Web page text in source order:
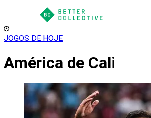
JOGOS DE HOJE
América de Cali